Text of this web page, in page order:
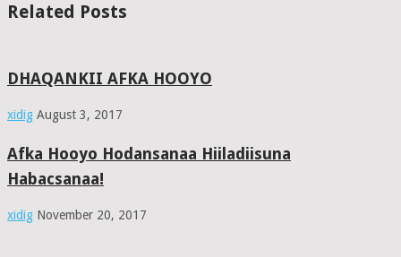
Related Posts
DHAQANKII AFKA HOOYO
xidig August 3, 2017
Afka Hooyo Hodansanaa Hiiladiisuna
Habacsanaa!
xidig November 20, 2017